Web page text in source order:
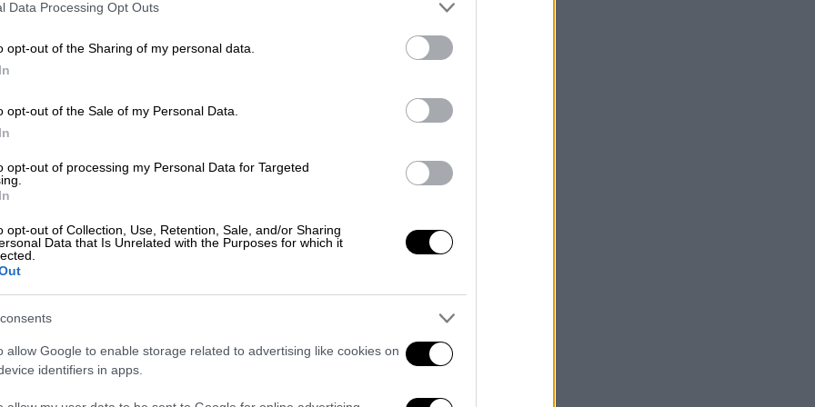
Data Processing Opt Outs
opt-out of the Sharing of my personal data.
opt-out of the Sale of my Personal Data.
opt-out of processing my Personal Data for Targeted
opt-out of Collection, Use, Retention, Sale, and/or Sharing
Data that Is Unrelated with the Purposes for which it
allow Google to enable storage related to advertising like cookies on
identifiers in apps.
το ΕΘΝΟΣ στη Google
σημειώθηκε το απόγευμα της Τρίτης
.
άγνωστος πλησίασε έναν 39χρονο,
καιτον μαχαίρωσε στον μηρό.